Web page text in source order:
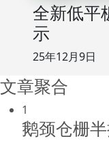
全新低平
示
25年12月9日
文章聚合
1
鹅颈仓栅